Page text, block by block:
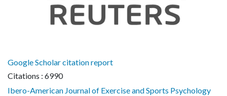
Google Scholar citation report
Citations : 6990
Ibero-American Journal of Exercise and Sports Psychology